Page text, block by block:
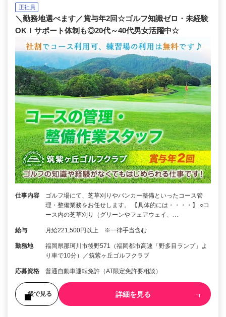
正社員
＼勤務地選べます／賞与年2回☆ゴルフ知識ゼロ・未経験
OK！サポート体制も◎20代～40代男女活躍中☆
仕事内容
ゴルフ場にて、芝草刈りやバンカー整備といったコース管
理・整備業務をお任せします。 【具体的には・・・・】 ○コ
ース内の芝草刈り（グリーンやフェアウェイ、…
給与 月給221,500円以上 ※一律手当含む
勤務地
福岡県那珂川市後野571（福岡都市高速「野多目ランプ」よ
り車で10分）／筑紫ヶ丘ゴルフクラブ
応募資格 普通自動車運転免許（AT限定免許要相談）
後で見る 詳細を見る